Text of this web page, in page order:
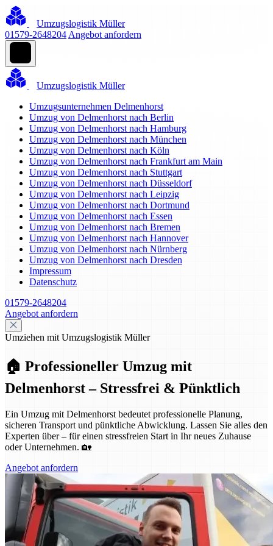
Umzugslogistik Müller
01579-2648204 Angebot anfordern
Umzugslogistik Müller
Umzugsunternehmen Delmenhorst
Umzug von Delmenhorst nach Berlin
Umzug von Delmenhorst nach Hamburg
Umzug von Delmenhorst nach München
Umzug von Delmenhorst nach Köln
Umzug von Delmenhorst nach Frankfurt am Main
Umzug von Delmenhorst nach Stuttgart
Umzug von Delmenhorst nach Düsseldorf
Umzug von Delmenhorst nach Leipzig
Umzug von Delmenhorst nach Dortmund
Umzug von Delmenhorst nach Essen
Umzug von Delmenhorst nach Bremen
Umzug von Delmenhorst nach Hannover
Umzug von Delmenhorst nach Nürnberg
Umzug von Delmenhorst nach Dresden
Impressum
Datenschutz
01579-2648204
Angebot anfordern
Umziehen mit Umzugslogistik Müller
🏠 Professioneller Umzug mit
Delmenhorst – Stressfrei & Pünktlich
Ein Umzug mit Delmenhorst bedeutet professionelle Planung,
sicheren Transport und pünktliche Abwicklung. Lassen Sie alles den
Experten über – für einen stressfreien Start in Ihr neues Zuhause
oder Unternehmen. 🏡
Angebot anfordern